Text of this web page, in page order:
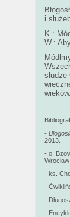
i
K.:
W.:
-
2013.
- o.
- ks.
-
-
-